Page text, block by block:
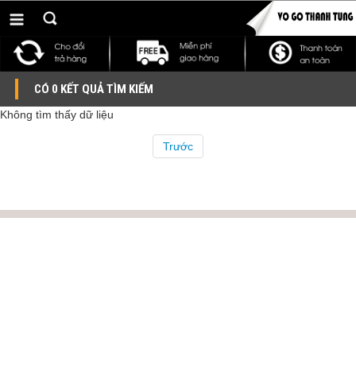
CÓ 0 KẾT QUẢ TÌM KIẾM
Không tìm thấy dữ liệu
Trước